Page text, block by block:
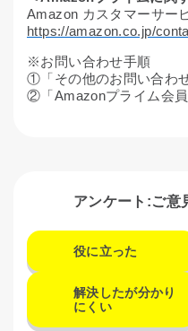
Amazon カスタマーサー
https://amazon.co.jp/
※お問い合わせ手順
①「その他のお問い合わ
②「Amazonプライム会
アンケート:ご意
役に立った
解決したが分かり
にくい